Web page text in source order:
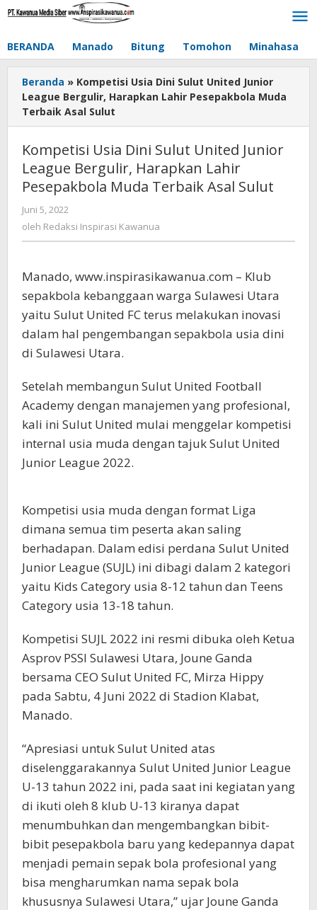
Lewati
BERANDA Manado Bitung Tomohon Minahasa
Beranda » Kompetisi Usia Dini Sulut United Junior
League Bergulir, Harapkan Lahir Pesepakbola Muda
Terbaik Asal Sulut
Kompetisi Usia Dini Sulut United Junior
League Bergulir, Harapkan Lahir
Pesepakbola Muda Terbaik Asal Sulut
Juni 5, 2022
Redaksi
Inspirasi
oleh Redaksi Inspirasi Kawanua
Manado, www.inspirasikawanua.com – Klub
sepakbola kebanggaan warga Sulawesi Utara
yaitu Sulut United FC terus melakukan inovasi
dalam hal pengembangan sepakbola usia dini
di Sulawesi Utara.
Setelah membangun Sulut United Football
Academy dengan manajemen yang profesional,
kali ini Sulut United mulai menggelar kompetisi
internal usia muda dengan tajuk Sulut United
Junior League 2022.
Kompetisi usia muda dengan format Liga
dimana semua tim peserta akan saling
berhadapan. Dalam edisi perdana Sulut United
Junior League (SUJL) ini dibagi dalam 2 kategori
yaitu Kids Category usia 8-12 tahun dan Teens
Category usia 13-18 tahun.
Kompetisi SUJL 2022 ini resmi dibuka oleh Ketua
Asprov PSSI Sulawesi Utara, Joune Ganda
bersama CEO Sulut United FC, Mirza Hippy
pada Sabtu, 4 Juni 2022 di Stadion Klabat,
Manado.
“Apresiasi untuk Sulut United atas
diselenggarakannya Sulut United Junior League
U-13 tahun 2022 ini, pada saat ini kegiatan yang
di ikuti oleh 8 klub U-13 kiranya dapat
menumbuhkan dan mengembangkan bibit-
bibit pesepakbola baru yang kedepannya dapat
menjadi pemain sepak bola profesional yang
bisa mengharumkan nama sepak bola
khususnya Sulawesi Utara,” ujar Joune Ganda